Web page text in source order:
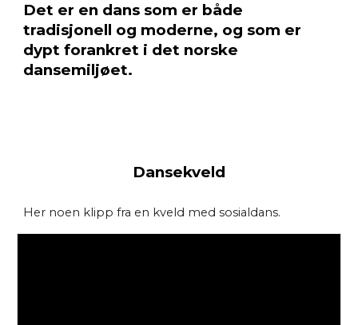
Det er en dans som er både
tradisjonell og moderne, og som er
dypt forankret i det norske
dansemiljøet.
Dansekveld
Her noen klipp fra en kveld med sosialdans.